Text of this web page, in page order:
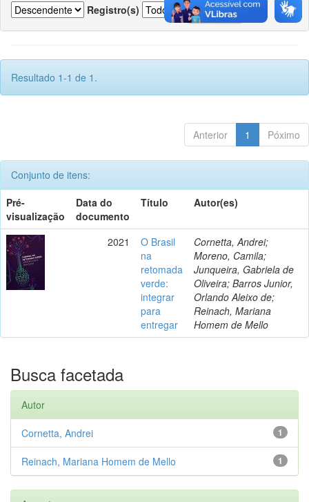
Registro(s)
Resultado 1-1 de 1.
Anterior 1 Póximo
Conjunto de itens:
Pré-
visualização
Data do
documento
Título Autor(es)
2021
O Brasil
na
retomada
verde:
integrar
para
entregar
Cornetta, Andrei;
Moreno, Camila;
Junqueira, Gabriela de
Oliveira; Barros Junior,
Orlando Aleixo de;
Reinach, Mariana
Homem de Mello
Busca facetada
Autor
1
Cornetta, Andrei
1
Reinach, Mariana Homem de Mello